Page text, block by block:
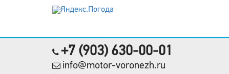
+7 (903) 630-00-01
info@motor-voronezh.ru